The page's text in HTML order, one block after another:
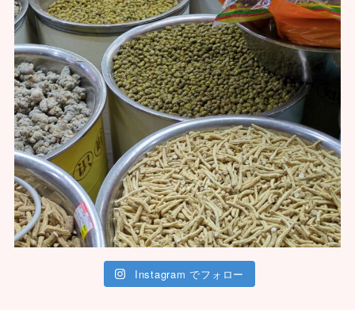
Instagram でフォロー